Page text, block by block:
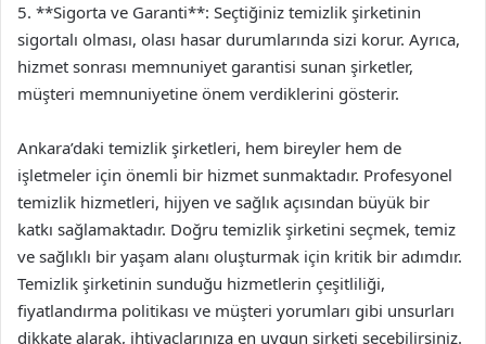
5. **Sigorta ve Garanti**: Seçtiğiniz temizlik şirketinin
sigortalı olması, olası hasar durumlarında sizi korur. Ayrıca,
hizmet sonrası memnuniyet garantisi sunan şirketler,
müşteri memnuniyetine önem verdiklerini gösterir.
Ankara’daki temizlik şirketleri, hem bireyler hem de
işletmeler için önemli bir hizmet sunmaktadır. Profesyonel
temizlik hizmetleri, hijyen ve sağlık açısından büyük bir
katkı sağlamaktadır. Doğru temizlik şirketini seçmek, temiz
ve sağlıklı bir yaşam alanı oluşturmak için kritik bir adımdır.
Temizlik şirketinin sunduğu hizmetlerin çeşitliliği,
fiyatlandırma politikası ve müşteri yorumları gibi unsurları
dikkate alarak, ihtiyaçlarınıza en uygun şirketi seçebilirsiniz.